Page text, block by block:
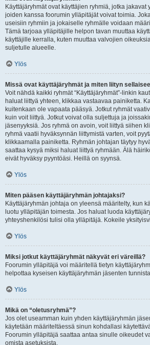
Käyttäjäryhmät ovat käyttäjien ryhmiä, jotka
joiden kanssa foorumin ylläpitäjät voivat toimia.
useisiin ryhmiin ja jokaiselle ryhmälle voidaan
Tämä tarjoaa ylläpitäjille helpon tavan muuttaa
käyttäjille kerralla, kuten muuttaa valvojien
suljetulle alueelle.
Ylös
Missä ovat käyttäjäryhmät ja miten liityn
Voit nähdä kaikki ryhmät “Käyttäjäryhmät”-linkin
haluat liittyä yhteen, klikkaa vastaavaa painiketta.
kuitenkaan ole vapaata pääsyä. Jotkut ryhmät
kuin voit liittyä. Jotkut voivat olla suljettuja ja
jäsenyyksiä. Jos ryhmä on avoin, voit liittyä siihen
ryhmä vaatii hyväksynnän liittymistä varten, voit
klikkaamalla painiketta. Ryhmän johtajan täytyy
saattaa kysyä miksi haluat liittyä ryhmään. Älä
eivät hyväksy pyyntöäsi. Heillä on syynsä.
Ylös
Miten pääsen käyttäjäryhmän johtajaksi?
Käyttäjäryhmän johtaja on yleensä määritelty, kun
luotu ylläpitäjän toimesta. Jos haluat luoda
yhteyshenkilösi tulisi olla ylläpitäjä. Kokeile
Ylös
Miksi jotkut käyttäjäryhmät näkyvät eri väreillä?
Foorumin ylläpitäjä voi määritellä tietyn
helpottaa kyseisen käyttäjäryhmän jäsenten
Ylös
Mikä on “oletusryhmä”?
Jos olet useamman kuin yhden käyttäjäryhmän
käytetään määriteltäessä sinun kohdallasi
Foorumin ylläpitäjä saattaa antaa sinulle oikeudet
omista asetuksista.